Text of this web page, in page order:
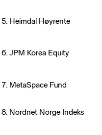
5. Heimdal Høyrente
6. JPM Korea Equity
7. MetaSpace Fund
8. Nordnet Norge Indeks